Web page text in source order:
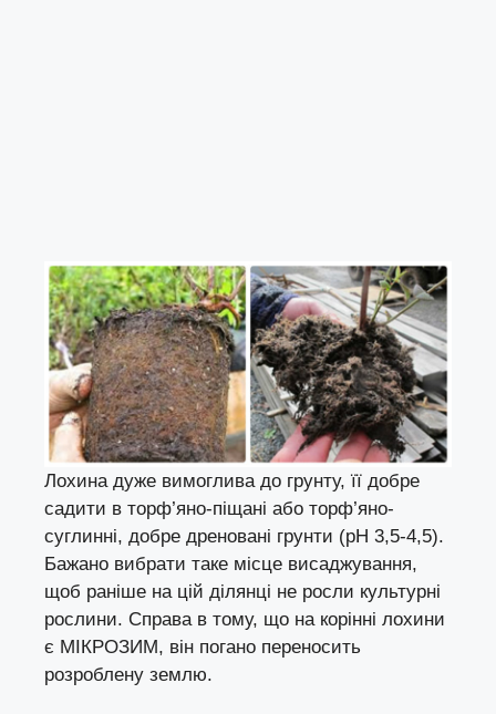
Лохина дуже вимоглива до грунту, її добре
садити в торф’яно-піщані або торф’яно-
суглинні, добре дреновані грунти (рН 3,5-4,5).
Бажано вибрати таке місце висаджування,
щоб раніше на цій ділянці не росли культурні
рослини. Справа в тому, що на корінні лохини
є МІКРОЗИМ, він погано переносить
розроблену землю.